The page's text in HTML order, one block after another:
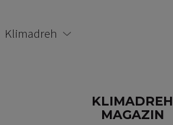
Klimadreh
KLIMADREH
MAGAZIN